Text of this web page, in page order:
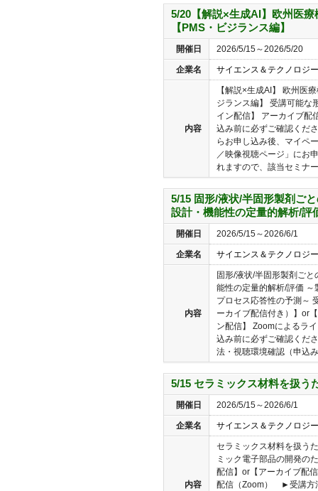
5/20【解説×生成AI】欧州医
【PMS・ビジランス編】
開催日 2026/5/15～2026/5/20
企業名 サイエンス＆テクノロジ
内容
【解説×生成AI】 欧州医
ジランス編】 受講可能な
イン配信】 アーカイブ
込み前に必ずご確認くだ
らお申し込み後、マイペ
／映像視聴ページ」にお
れますので、該当セミナ
5/15 固形/液状/半固形製剤ご
設計・機能性の定量的解析/評
開催日 2026/5/15～2026/6/1
企業名 サイエンス＆テクノロジ
内容
固形/液状/半固形製剤ご
能性の定量的解析/評価
プロセス応答性の予測～
ーカイブ配信付き）】or
ン配信】 Zoomによるラ
込み前に必ずご確認く
法・視聴環境確認（申込
5/15 セラミックス材料を扱う
開催日 2026/5/15～2026/6/1
企業名 サイエンス＆テクノロジ
内容
セラミックス材料を扱う
ミック電子部品の開発の
配信】or【アーカイブ配
配信（Zoom） ►受講方